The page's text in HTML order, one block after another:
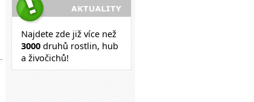
Najdete zde již více než
3000 druhů rostlin, hub
a živočichů!